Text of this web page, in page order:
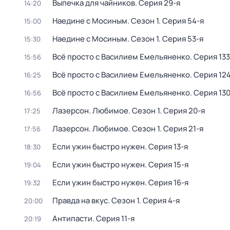
14:20 Выпечка для чайников. Серия 29-я
15:00 Наедине с Мосиным. Сезон 1. Серия 54-я
15:30 Наедине с Мосиным. Сезон 1. Серия 53-я
15:56 Всё просто с Василием Емельяненко. Серия
16:25 Всё просто с Василием Емельяненко. Серия
16:56 Всё просто с Василием Емельяненко. Серия
17:25 Лазерсон. Любимое. Сезон 1. Серия 20-я
17:56 Лазерсон. Любимое. Сезон 1. Серия 21-я
18:30 Если ужин быстро нужен. Серия 13-я
19:04 Если ужин быстро нужен. Серия 15-я
19:32 Если ужин быстро нужен. Серия 16-я
20:00 Правда на вкус. Сезон 1. Серия 4-я
20:19 Антипасти. Серия 11-я